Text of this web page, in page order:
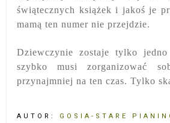
świątecznych książek i jakoś je
mamą ten numer nie przejdzie.
Dziewczynie zostaje tylko
szybko musi zorganizować
przynajmniej na ten czas. Tylko
AUTOR: GOSIA-STARE